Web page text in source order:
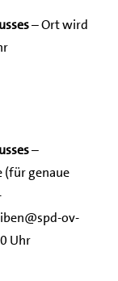
– Ort wird
–
(für genaue
ov-
Uhr